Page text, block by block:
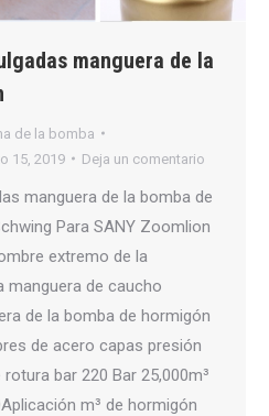
manguera de la
de la bomba
15, 2019 Deja un comentario
manguera de la bomba de
Para SANY Zoomlion
extremo de la
manguera de caucho
de la bomba de hormigón
de acero capas presión
bar 220 Bar 25,000m³
m³ de hormigón